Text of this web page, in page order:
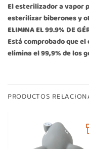
El esterilizador a vapor
esterilizar biberones y
ELIMINA EL 99.9% DE
Está comprobado que
elimina el 99,9% de los
PRODUCTOS